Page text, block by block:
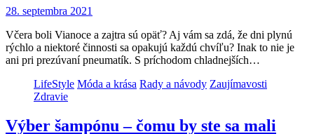
28. septembra 2021
Včera boli Vianoce a zajtra sú opäť? Aj vám sa zdá, že dni plynú
rýchlo a niektoré činnosti sa opakujú každú chvíľu? Inak to nie je
ani pri prezúvaní pneumatík. S príchodom chladnejších…
LifeStyle Móda a krása Rady a návody Zaujímavosti
Zdravie
Výber šampónu – čomu by ste sa mali